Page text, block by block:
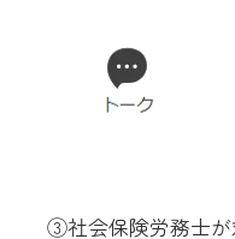
③社会保険労務士が